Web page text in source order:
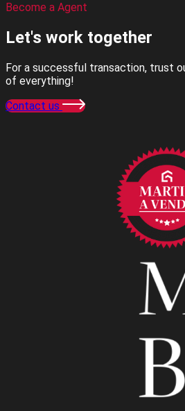
Become a Agent
Let's work together
For a successful transaction, trust
of everything!
Contact us